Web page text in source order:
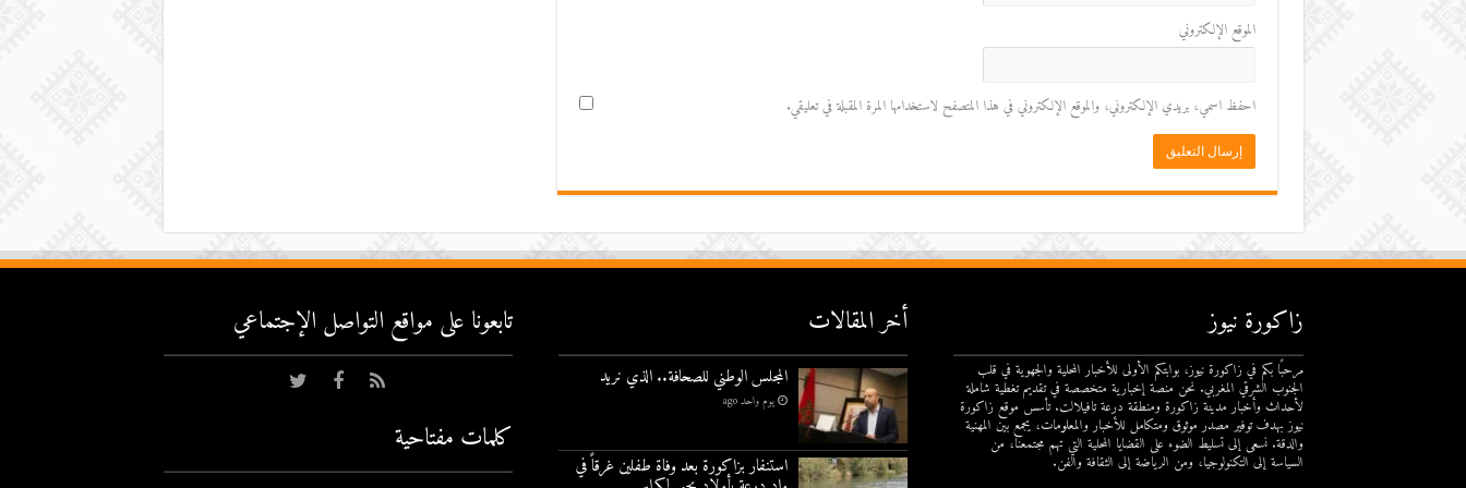
الموقع الإلكتروني
احفظ اسمي، بريدي الإلكتروني، والموقع الإلكتروني في هذا المتصفح لاستخدامها المرة المقبلة في تعليقي.
زاكورة نيوز
مرحبًا بكم في زاكورة نيوز، بوابتكم الأولى للأخبار المحلية والجهوية في قلب
الجنوب الشرقي المغربي. نحن منصة إخبارية متخصصة في تقديم تغطية شاملة
لأحداث وأخبار مدينة زاكورة ومنطقة درعة تافيلالت. تأسس موقع زاكورة
نيوز بهدف توفير مصدر موثوق ومتكامل للأخبار والمعلومات، يجمع بين المهنية
والدقة. نسعى إلى تسليط الضوء على القضايا المحلية التي تهم مجتمعنا، من
السياسة إلى التكنولوجيا، ومن الرياضة إلى الثقافة والفن.
أخر المقالات
المجلس الوطني للصحافة.. الذي نريد
يوم واحد ago
استنفار بزاكورة بعد وفاة طفلين غرقاً في
تابعونا على مواقع التواصل اﻹجتماعي
كلمات مفتاحية